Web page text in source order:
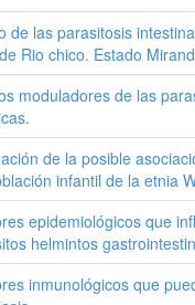
de las parasitosis
Rio chico. Estado
moduladores de las
de la posible
infantil de la etnia
epidemiológicos que
helmintos
inmunológicos que